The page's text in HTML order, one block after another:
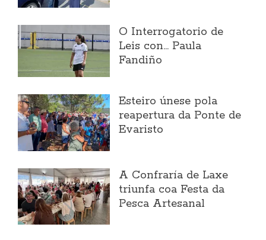
O Interrogatorio de
Leis con... Paula
Fandiño
Esteiro únese pola
reapertura da Ponte de
Evaristo
A Confraría de Laxe
triunfa coa Festa da
Pesca Artesanal